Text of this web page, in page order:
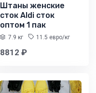
Штаны женские
сток Aldi сток
оптом 1 пак
7.9 кг 11.5 евро/кг
8812 ₽